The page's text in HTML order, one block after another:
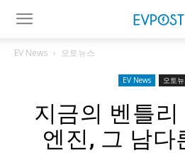
EV News 오토뉴스
EV News 오토
지금의 벤틀
엔진, 그 남다